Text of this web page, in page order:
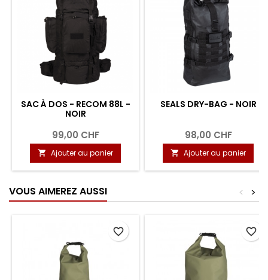
SAC À DOS - RECOM 88L -
NOIR
99,00 CHF
 Ajouter au panier
SEALS DRY-BAG - NOIR
98,00 CHF
 Ajouter au panier
VOUS AIMEREZ AUSSI >
<
favorite_border favorite_border